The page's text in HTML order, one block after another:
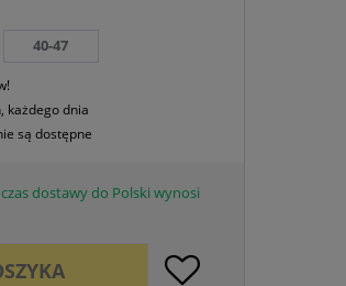
40-47
każdego dnia
są dostępne
dostawy do Polski wynosi